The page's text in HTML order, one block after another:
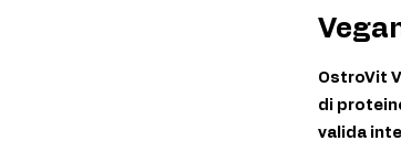
OstroVit
di
valida